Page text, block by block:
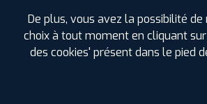
PROFIL PLUS REHAINVILLER
40 RUE DE LA STRASBOURGEOISE54300
0383743982
Dombasle-sur-Meurthe
Essey-lès-Nancy (54)
De plus, vous avez la possibilité
choix à tout moment en cliquant
des cookies' présent dans le pied